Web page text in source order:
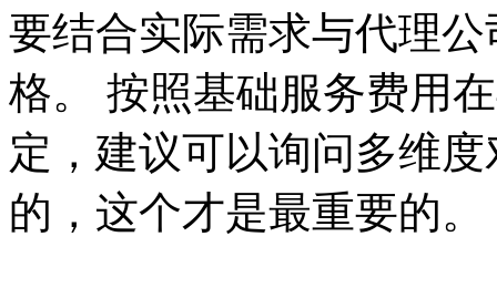
要结合实际需求与代理
格。 按照基础服务费用
定，建议可以询问多维
的，这个才是最重要的。